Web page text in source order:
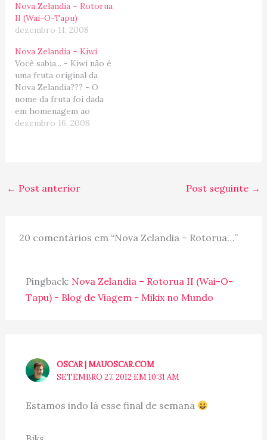
Nova Zelandia – Rotorua
II (Wai-O-Tapu)
dezembro 11, 2008
Nova Zelandia – Kiwi
Você sabia... - Kiwi não é
uma fruta original da
Nova Zelandia??? - O
nome da fruta foi dada
em homenagem ao
pássaro (sem asas)
a fruta é chamada de
"kiwifruit", para não ser
dezembro 16, 2008
← Post anterior Post seguinte →
20 comentários em “Nova Zelandia – Rotorua…”
Pingback: Nova Zelandia – Rotorua II (Wai-O-
Tapu) - Blog de Viagem - Mikix no Mundo
OSCAR | MAUOSCAR.COM
SETEMBRO 27, 2012 EM 10:31 AM
Estamos indo lá esse final de semana